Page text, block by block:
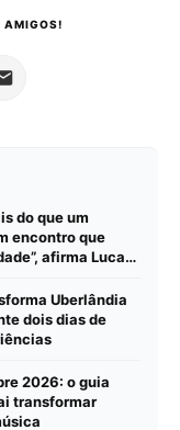
AMIGOS!
do que um
encontro que
afirma Lucas
Uberlândia
dois dias de
2026: o guia
transformar